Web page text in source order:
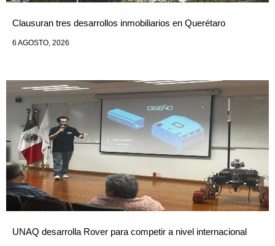
Clausuran tres desarrollos inmobiliarios en Querétaro
6 AGOSTO, 2026
UNAQ desarrolla Rover para competir a nivel internacional